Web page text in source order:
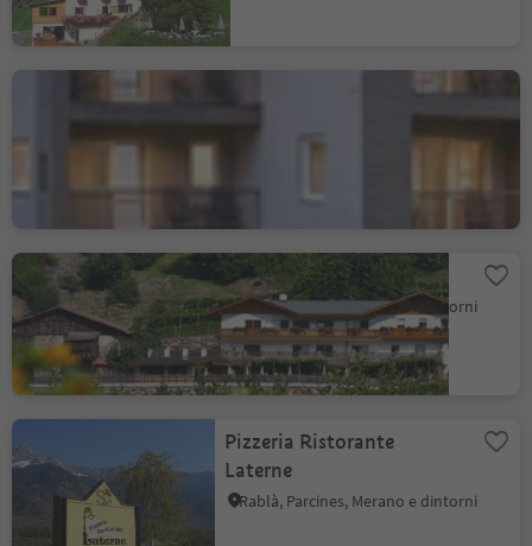
stachelburg
Parcines, Merano e dintorni
Marchio sostenibilità livello 2
Trattoria Happichl
Rablà, Parcines, Merano e dintorni
Pizzeria Ristorante
Laterne
Rablà, Parcines, Merano e dintorni